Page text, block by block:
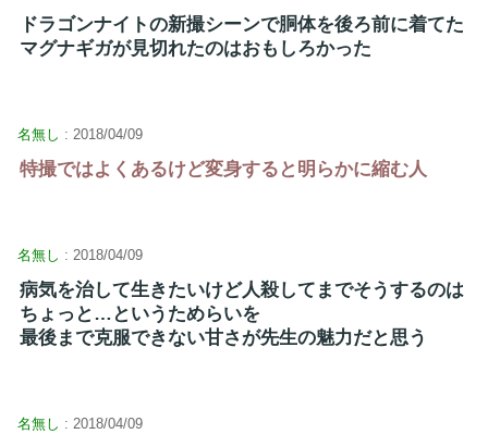
ドラゴンナイトの新撮シーンで胴体を後ろ前に着てた
マグナギガが見切れたのはおもしろかった
名無し : 2018/04/09
特撮ではよくあるけど変身すると明らかに縮む人
名無し : 2018/04/09
病気を治して生きたいけど人殺してまでそうするのは
ちょっと…というためらいを
最後まで克服できない甘さが先生の魅力だと思う
名無し : 2018/04/09